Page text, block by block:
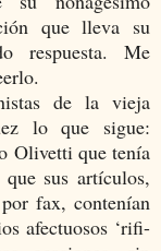
que lleva su
respuesta. Me
de la vieja
lo que sigue:
Olivetti que tenía
sus artículos,
fax, contenían
afectuosos ‘rifi-